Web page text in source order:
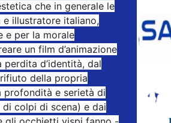
che in generale le
illustratore italiano,
e per la morale
un film d’animazione
d’identità, dal
della propria
profondità e serietà di
colpi di scena) e dai